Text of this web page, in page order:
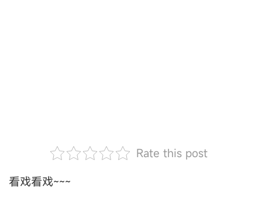
Rate this post
看戏看戏~~~